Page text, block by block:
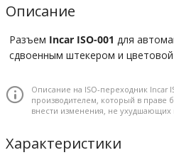
Описание
Разъем Incar ISO-001 для
сдвоенным штекером и
Описание на ISO-переходник Incar
производителем, который в праве
внести изменения, не ухудшающих
Характеристики